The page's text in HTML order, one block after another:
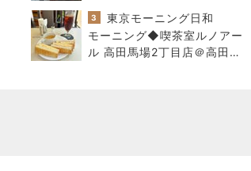
も使える？5,900円の新作が
4,881円に
3
東京モーニング日和
モーニング◆喫茶室ルノアー
ル 高田馬場2丁目店＠高田馬